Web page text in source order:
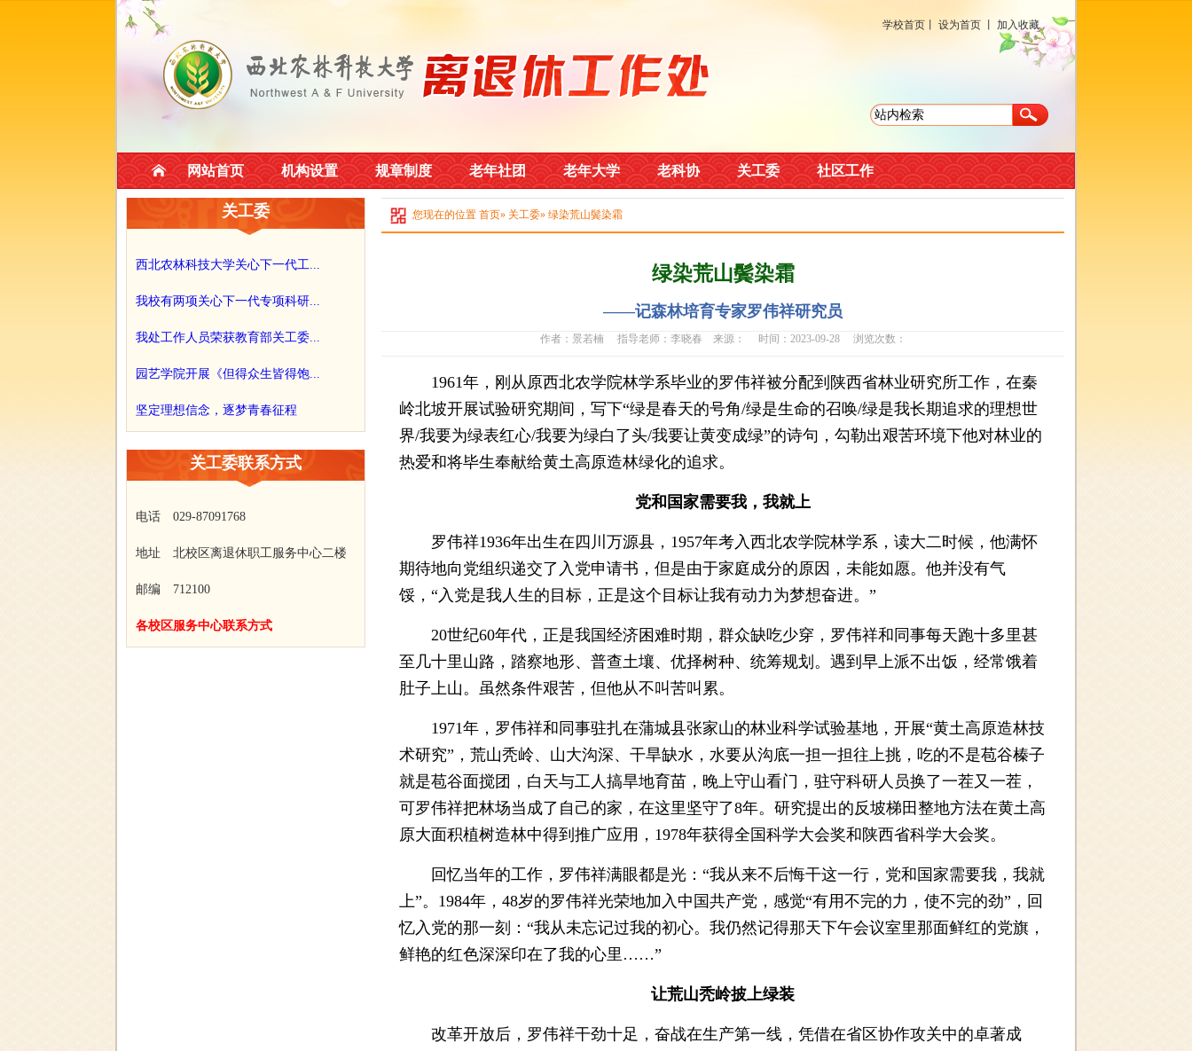
学校首页 设为首页 加入收藏
网站首页 机构设置 规章制度 老年社团 老年大学 老科协 关工委 社区工作
关工委
西北农林科技大学关心下一代工...
我校有两项关心下一代专项科研...
我处工作人员荣获教育部关工委...
园艺学院开展《但得众生皆得饱...
坚定理想信念，逐梦青春征程
关工委联系方式
电话 029-87091768
地址 北校区离退休职工服务中心二楼
邮编 712100
各校区服务中心联系方式
您现在的位置 首页» 关工委» 绿染荒山鬓染霜
绿染荒山鬓染霜
——记森林培育专家罗伟祥研究员
作者：景若楠 指导老师：李晓春 来源： 时间：2023-09-28 浏览次数：
1961年，刚从原西北农学院林学系毕业的罗伟祥被分配到陕西省林业研究所工作，在秦
岭北坡开展试验研究期间，写下“绿是春天的号角/绿是生命的召唤/绿是我长期追求的理想世
界/我要为绿表红心/我要为绿白了头/我要让黄变成绿”的诗句，勾勒出艰苦环境下他对林业的
热爱和将毕生奉献给黄土高原造林绿化的追求。
党和国家需要我，我就上
罗伟祥1936年出生在四川万源县，1957年考入西北农学院林学系，读大二时候，他满怀
期待地向党组织递交了入党申请书，但是由于家庭成分的原因，未能如愿。他并没有气
馁，“入党是我人生的目标，正是这个目标让我有动力为梦想奋进。”
20世纪60年代，正是我国经济困难时期，群众缺吃少穿，罗伟祥和同事每天跑十多里甚
至几十里山路，踏察地形、普查土壤、优择树种、统筹规划。遇到早上派不出饭，经常饿着
肚子上山。虽然条件艰苦，但他从不叫苦叫累。
1971年，罗伟祥和同事驻扎在蒲城县张家山的林业科学试验基地，开展“黄土高原造林技
术研究”，荒山秃岭、山大沟深、干旱缺水，水要从沟底一担一担往上挑，吃的不是苞谷榛子
就是苞谷面搅团，白天与工人搞旱地育苗，晚上守山看门，驻守科研人员换了一茬又一茬，
可罗伟祥把林场当成了自己的家，在这里坚守了8年。研究提出的反坡梯田整地方法在黄土高
原大面积植树造林中得到推广应用，1978年获得全国科学大会奖和陕西省科学大会奖。
回忆当年的工作，罗伟祥满眼都是光：“我从来不后悔干这一行，党和国家需要我，我就
上”。1984年，48岁的罗伟祥光荣地加入中国共产党，感觉“有用不完的力，使不完的劲”，回
忆入党的那一刻：“我从未忘记过我的初心。我仍然记得那天下午会议室里那面鲜红的党旗，
鲜艳的红色深深印在了我的心里……”
让荒山秃岭披上绿装
改革开放后，罗伟祥干劲十足，奋战在生产第一线，凭借在省区协作攻关中的卓著成